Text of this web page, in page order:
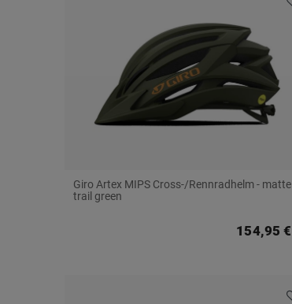
Giro Artex MIPS Cross-/Rennradhelm - matte
trail green
154,95 €